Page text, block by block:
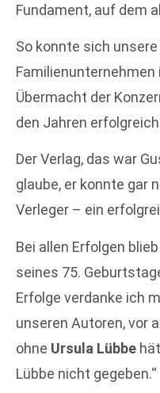
Fundament, auf dem
So konnte sich
Übermacht der
den Jahren
Der Verlag, das war
glaube, er konnte gar
Verleger – ein
Bei allen Erfolgen
seines 75.
Erfolge verdanke ich
unseren Autoren, vor
ohne Ursula Lübbe
Lübbe nicht gegeben.“